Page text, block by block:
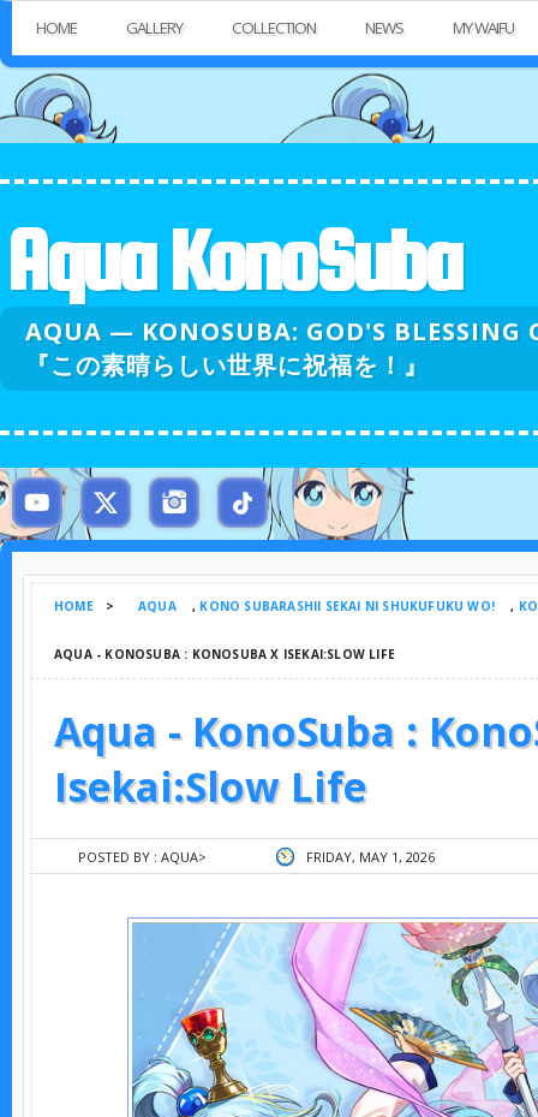
HOME GALLERY COLLECTION NEWS MY WAIFU
Aqua KonoSuba
AQUA — KONOSUBA: GOD'S BLESSING
『この素晴らしい世界に祝福を！』
HOME > AQUA , KONO SUBARASHII SEKAI NI SHUKUFUKU WO! ,
AQUA - KONOSUBA : KONOSUBA X ISEKAI:SLOW LIFE
Aqua - KonoSuba :
Isekai:Slow Life
POSTED BY : AQUA> FRIDAY, MAY 1, 2026